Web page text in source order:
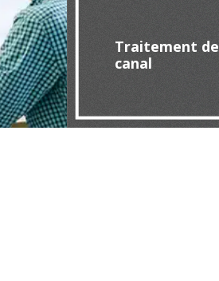
Traitement de
canal